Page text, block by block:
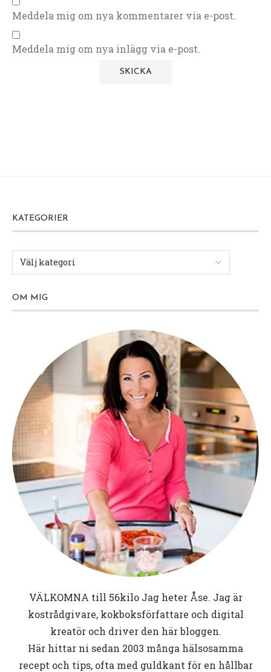
Meddela mig om nya kommentarer via e-post.
Meddela mig om nya inlägg via e-post.
KATEGORIER
OM MIG
VÄLKOMNA till 56kiloJag heter Åse. Jag är
kostrådgivare, kokboksförfattare och digital
kreatör och driver den här bloggen.
Här hittar ni sedan 2003 många hälsosamma
recept och tips, ofta med guldkant för en hållbar